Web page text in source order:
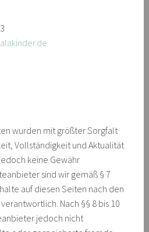
wurden mit größter Sorgfalt
Vollständigkeit und Aktualität
keine Gewähr
sind wir gemäß § 7
auf diesen Seiten nach den
Nach §§ 8 bis 10
jedoch nicht